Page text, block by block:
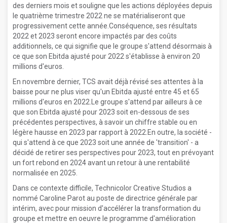
des derniers mois et souligne que les actions déployées depuis
le quatrième trimestre 2022 ne se matérialiseront que
progressivement cette année.Conséquence, ses résultats
2022 et 2023 seront encore impactés par des coûts
additionnels, ce qui signifie que le groupe s'attend désormais à
ce que son Ebitda ajusté pour 2022 s'établisse à environ 20
millions d'euros.
En novembre dernier, TCS avait déjà révisé ses attentes à la
baisse pour ne plus viser qu'un Ebitda ajusté entre 45 et 65
millions d'euros en 2022.Le groupe s'attend par ailleurs à ce
que son Ebitda ajusté pour 2023 soit en-dessous de ses
précédentes perspectives, à savoir un chiffre stable ou en
légère hausse en 2023 par rapport à 2022.En outre, la société -
qui s'attend à ce que 2023 soit une année de 'transition' - a
décidé de retirer ses perspectives pour 2023, tout en prévoyant
un fort rebond en 2024 avant un retour à une rentabilité
normalisée en 2025.
Dans ce contexte difficile, Technicolor Creative Studios a
nommé Caroline Parot au poste de directrice générale par
intérim, avec pour mission d'accélérer la transformation du
groupe et mettre en oeuvre le programme d'amélioration